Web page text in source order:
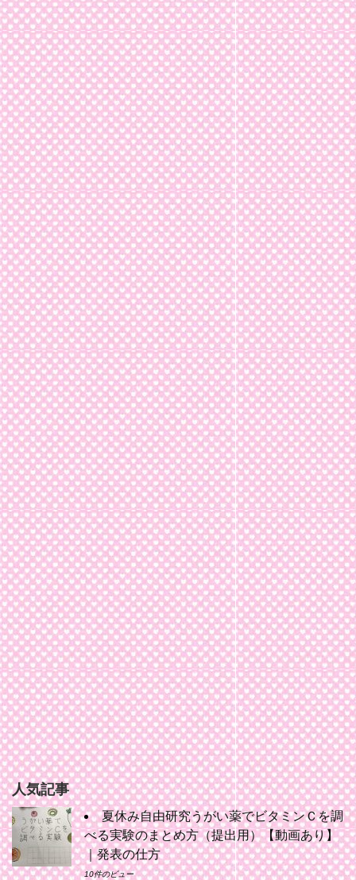
人気記事
夏休み自由研究うがい薬でビタミンＣを調
べる実験のまとめ方（提出用）【動画あり】
｜発表の仕方
10件のビュー